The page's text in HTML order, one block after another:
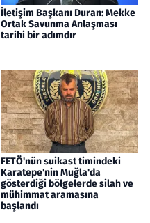
İletişim Başkanı Duran: Mekke
Ortak Savunma Anlaşması
tarihi bir adımdır
FETÖ'nün suikast timindeki
Karatepe'nin Muğla'da
gösterdiği bölgelerde silah ve
mühimmat aramasına
başlandı